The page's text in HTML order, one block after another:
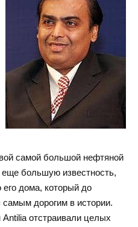
самой большой нефтяной
еще большую известность,
его дома, который до
самым дорогим в истории.
отстраивали целых